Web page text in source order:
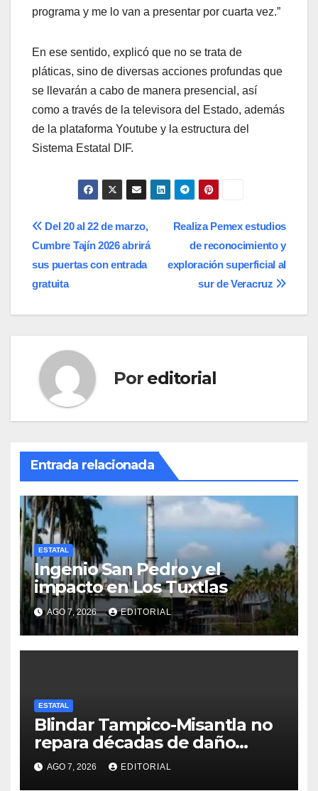
programa y me lo van a presentar por cuarta vez.”
En ese sentido, explicó que no se trata de
pláticas, sino de diversas acciones profundas que
se llevarán a cabo de manera presencial, así
como a través de la televisora del Estado, además
de la plataforma Youtube y la estructura del
Sistema Estatal DIF.
Navegación
de
entradas
Realiza Pemex estudios
de reconocimiento y
exploración superficial al
sur de Veracruz
Del 20 al 22 de marzo,
Cumbre Tajín 2026 abrirá
sus puertas con entrada
gratuita
Por editorial
Entrada relacionada
ESTATAL
Ingenio San Pedro y el
impacto en Los Tuxtlas
AGO 7, 2026 EDITORIAL
ESTATAL
Blindar Tampico-Misantla no
repara décadas de daño
petrolero en Veracruz:
comunidades
AGO 7, 2026 EDITORIAL